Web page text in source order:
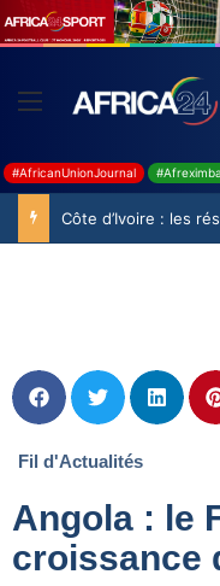
#AfricanUnionJournal
Fil d'Actualités
Angola : le
croissance